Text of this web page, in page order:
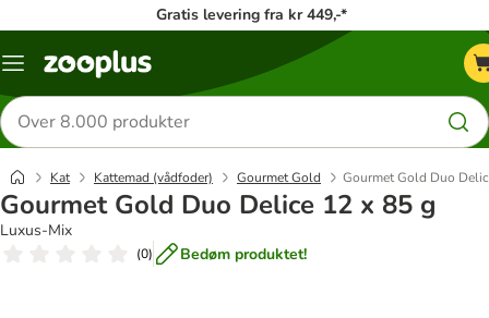
Gratis levering fra kr 449,-*
Menu
Søg
efter
produkter
Kat Kattemad (vådfoder) Gourmet Gold Gourmet Gold Duo
Gourmet Gold Duo Delice 12 x 85 g
Luxus-Mix
(0) Bedøm produktet!